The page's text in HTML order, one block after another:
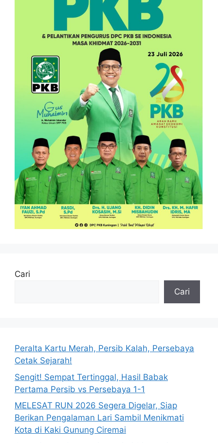
Cari
Cari
Peralta Kartu Merah, Persib Kalah, Persebaya
Cetak Sejarah!
Sengit! Sempat Tertinggal, Hasil Babak
Pertama Persib vs Persebaya 1-1
MELESAT RUN 2026 Segera Digelar, Siap
Berikan Pengalaman Lari Sambil Menikmati
Kota di Kaki Gunung Ciremai